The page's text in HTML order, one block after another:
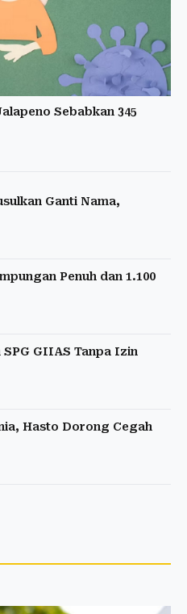
Sebabkan 345
Ganti Nama,
Penuh dan 1.100
GIIAS Tanpa Izin
Hasto Dorong Cegah